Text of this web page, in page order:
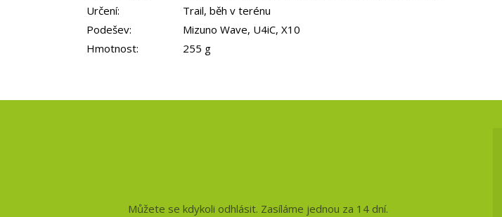
Určení:
Trail, běh v terénu
Podešev:
Mizuno Wave, U4iC, X10
Hmotnost:
255 g
Můžete se kdykoli odhlásit. Zasíláme jednou za 14 dní.